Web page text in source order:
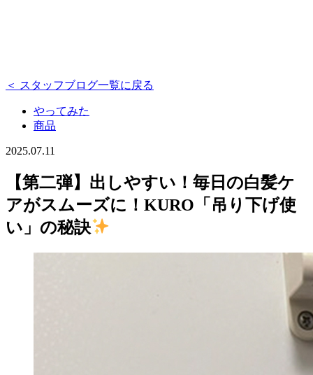
＜ スタッフブログ一覧に戻る
やってみた
商品
2025.07.11
【第二弾】出しやすい！毎日の白髪ケ
アがスムーズに！KURO「吊り下げ使
い」の秘訣